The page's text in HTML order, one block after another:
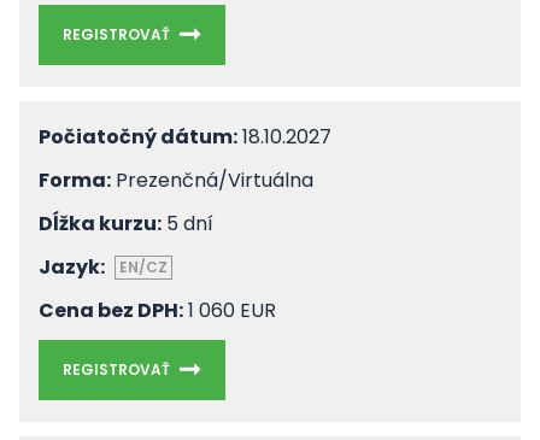
REGISTROVAŤ
Počiatočný dátum:18.10.2027
Forma: Prezenčná/Virtuálna
Dĺžka kurzu: 5 dní
Jazyk:
EN/CZ
Cena bez DPH:1 060 EUR
REGISTROVAŤ